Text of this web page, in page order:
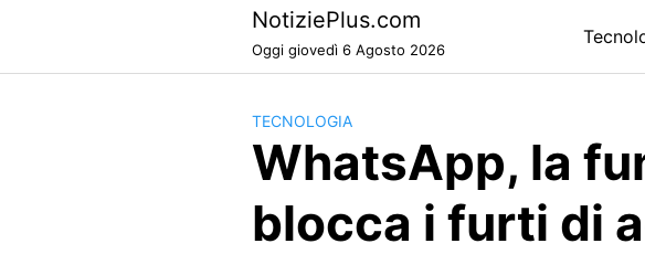
NotiziePlus.com
Oggi giovedì 6 Agosto 2026
TECNOLOGIA
WhatsApp, la
blocca i furti di